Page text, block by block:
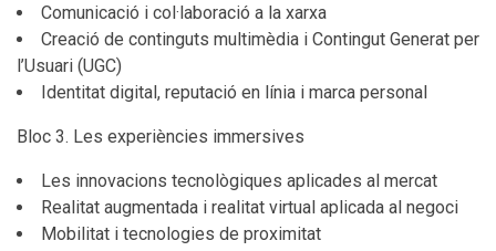
Comunicació i col·laboració a la xarxa
Creació de continguts multimèdia i Contingut Generat per
l’Usuari (UGC)
Identitat digital, reputació en línia i marca personal
Bloc 3. Les experiències immersives
Les innovacions tecnològiques aplicades al mercat
Realitat augmentada i realitat virtual aplicada al negoci
Mobilitat i tecnologies de proximitat